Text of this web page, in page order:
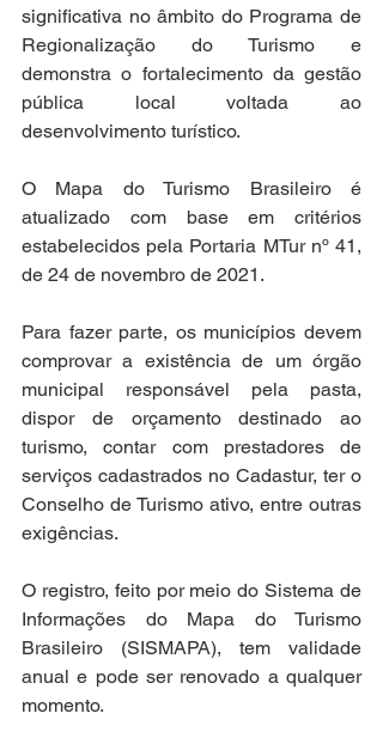
significativa no âmbito do Programa de
Regionalização do Turismo e
demonstra o fortalecimento da gestão
pública local voltada ao
desenvolvimento turístico.
O Mapa do Turismo Brasileiro é
atualizado com base em critérios
estabelecidos pela Portaria MTur nº 41,
de 24 de novembro de 2021.
Para fazer parte, os municípios devem
comprovar a existência de um órgão
municipal responsável pela pasta,
dispor de orçamento destinado ao
turismo, contar com prestadores de
serviços cadastrados no Cadastur, ter o
Conselho de Turismo ativo, entre outras
exigências.
O registro, feito por meio do Sistema de
Informações do Mapa do Turismo
Brasileiro (SISMAPA), tem validade
anual e pode ser renovado a qualquer
momento.